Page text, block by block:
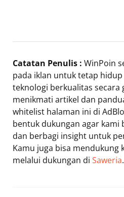
Catatan Penulis : WinPoin
pada iklan untuk tetap
teknologi berkualitas
menikmati artikel dan
whitelist halaman ini di
bentuk dukungan agar kami
dan berbagi insight untuk
Kamu juga bisa mendukung
melalui dukungan di Saweria